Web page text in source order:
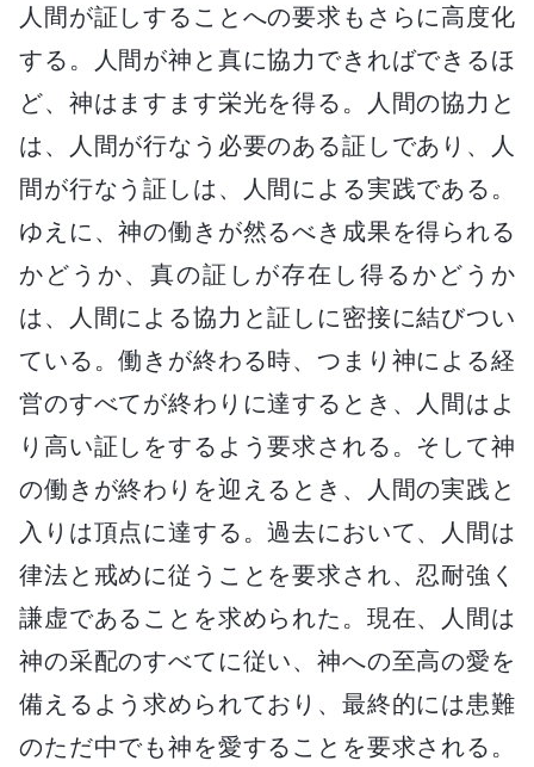
人間が証しすることへの要求もさらに高度化
する。人間が神と真に協力できればできるほ
ど、神はますます栄光を得る。人間の協力と
は、人間が行なう必要のある証しであり、人
間が行なう証しは、人間による実践である。
ゆえに、神の働きが然るべき成果を得られる
かどうか、真の証しが存在し得るかどうか
は、人間による協力と証しに密接に結びつい
ている。働きが終わる時、つまり神による経
営のすべてが終わりに達するとき、人間はよ
り高い証しをするよう要求される。そして神
の働きが終わりを迎えるとき、人間の実践と
入りは頂点に達する。過去において、人間は
律法と戒めに従うことを要求され、忍耐強く
謙虚であることを求められた。現在、人間は
神の采配のすべてに従い、神への至高の愛を
備えるよう求められており、最終的には患難
のただ中でも神を愛することを要求される。